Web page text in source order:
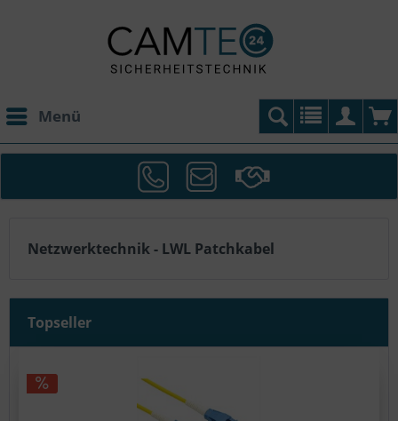
Menü
Netzwerktechnik - LWL Patchkabel
Topseller